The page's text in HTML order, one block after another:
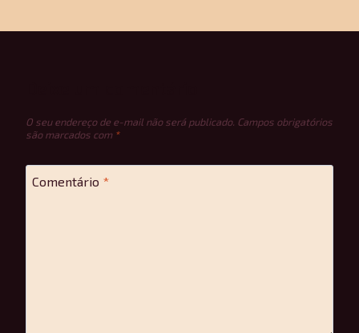
O seu endereço de e-mail não será publicado. Campos obrigatórios
são marcados com *
Comentário *